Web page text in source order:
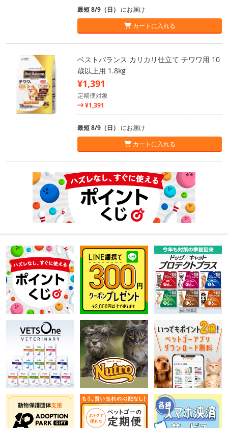
最短 8/9（日） にお届け
カートに入れる
ベストバランス カリカリ仕立て チワワ用 10
歳以上用 1.8kg
¥1,391
定期便対象
¥1,391
最短 8/9（日） にお届け
カートに入れる